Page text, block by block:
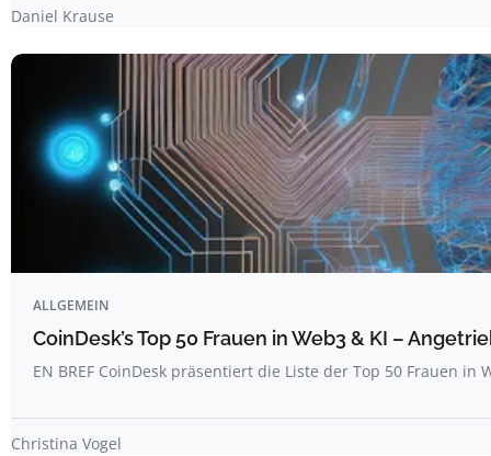
Daniel Krause
ALLGEMEIN
CoinDesk’s Top 50 Frauen in Web3 & KI –
EN BREF CoinDesk präsentiert die Liste der Top 50 Frauen in
Christina Vogel